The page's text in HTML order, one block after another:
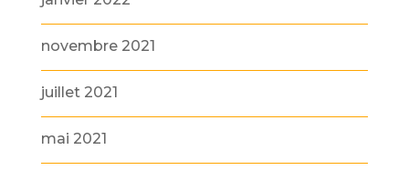
novembre 2021
juillet 2021
mai 2021